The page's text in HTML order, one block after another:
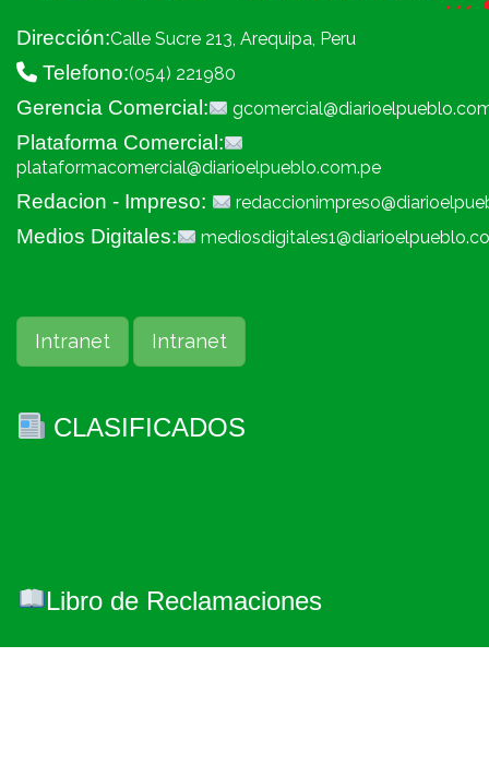
Dirección:Calle Sucre 213, Arequipa, Peru
Telefono:(054) 221980
Gerencia Comercial:
Plataforma Comercial:
plataformacomercial@diarioelpueblo.com.pe
Redacion - Impreso:
Medios Digitales:
Intranet Intranet
CLASIFICADOS
Libro de Reclamaciones